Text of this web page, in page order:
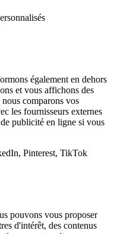
également en dehors
et vous affichons des
comparons vos
les fournisseurs externes
publicité en ligne si vous
Pinterest, TikTok
pouvons vous proposer
d'intérêt, des contenus